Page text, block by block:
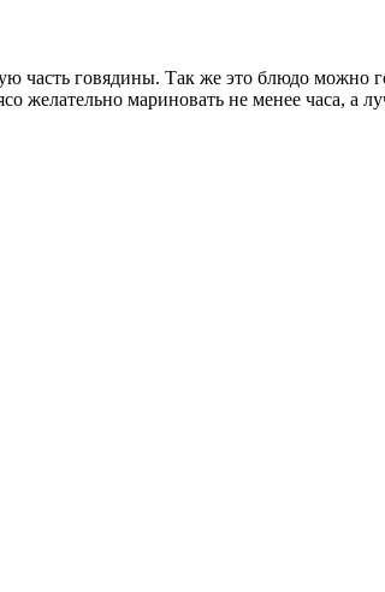
часть говядины. Так же это блюдо можно
желательно мариновать не менее часа, а